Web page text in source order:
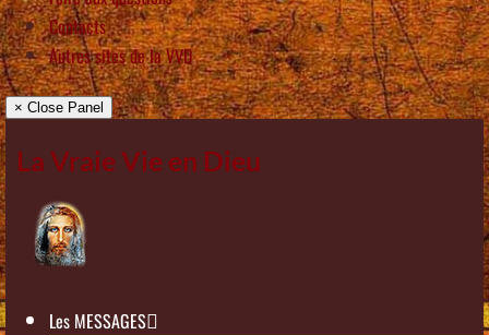
Contacts
Autres sites de la VVD
× Close Panel
La Vraie Vie en Dieu
Les MESSAGES